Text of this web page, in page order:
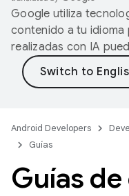
Google utiliza
contenido a tu
realizadas con IA
Android Developers
Guías
Guías